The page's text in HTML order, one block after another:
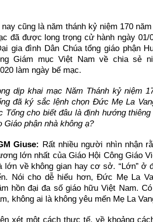
cũng là năm thánh kỷ niệm 170
đã được long trọng cử hành ngày
gia đình Dân Chúa tổng giáo phận
Giám mục Việt Nam về chia sẻ
làm ngày bế mạc.
dịp khai mạc Năm Thánh kỷ niệm
đã ký sắc lệnh chọn Đức Mẹ La
Tổng cho biết đâu là định hướng
Giáo phận nhà không ạ?
Giuse: Rất nhiều người nhìn nhận
lớn nhất của Giáo Hội Công Giáo
lớn về không gian hay cơ sở. “Lớn” ở
Nói cho dễ hiểu hơn, Đức Mẹ La
hồn đại đa số giáo hữu Việt Nam.
không ai là không yêu mến Mẹ La
xét một cách thực tế, về khoảng